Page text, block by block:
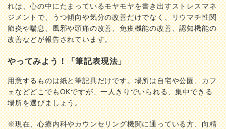
れは、心の中にたまっているモヤモヤを書き出すストレスマネ
ジメントで、うつ傾向や気分の改善だけでなく、リウマチ性関
節炎や喘息、風邪や頭痛の改善、免疫機能の改善、認知機能の
改善などが報告されています。
やってみよう！「筆記表現法」
用意するものは紙と筆記具だけです。場所は自宅や公園、カフ
ェなどどこでもOKですが、一人きりでいられる、集中できる
場所を選びましょう。
※現在、心療内科やカウンセリング機関に通っている方、向精